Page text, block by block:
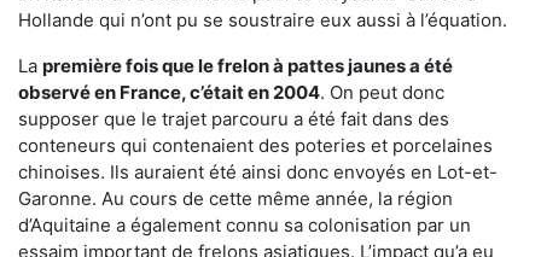
Hollande qui n’ont pu se soustraire eux aussi à l’équation.
La première fois que le frelon à pattes jaunes a été
observé en France, c’était en 2004. On peut donc
supposer que le trajet parcouru a été fait dans des
conteneurs qui contenaient des poteries et porcelaines
chinoises. Ils auraient été ainsi donc envoyés en Lot-et-
Garonne. Au cours de cette même année, la région
d’Aquitaine a également connu sa colonisation par un
essaim important de frelons asiatiques. L’impact qu’a eu